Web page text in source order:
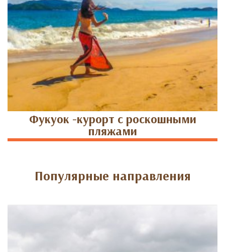
Фукуок -курорт с роскошными
пляжами
Популярные направления